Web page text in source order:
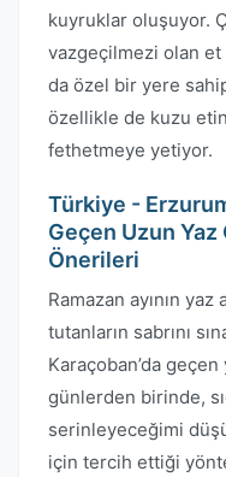
kuyruklar oluşuyor.
vazgeçilmezi olan
da özel bir yere
özellikle de kuzu
fethetmeye yetiyor.
Türkiye -
Geçen Uzun
Önerileri
Ramazan ayının
tutanların sabrını
Karaçoban’da
günlerden birinde,
serinleyeceğimi
için tercih ettiği